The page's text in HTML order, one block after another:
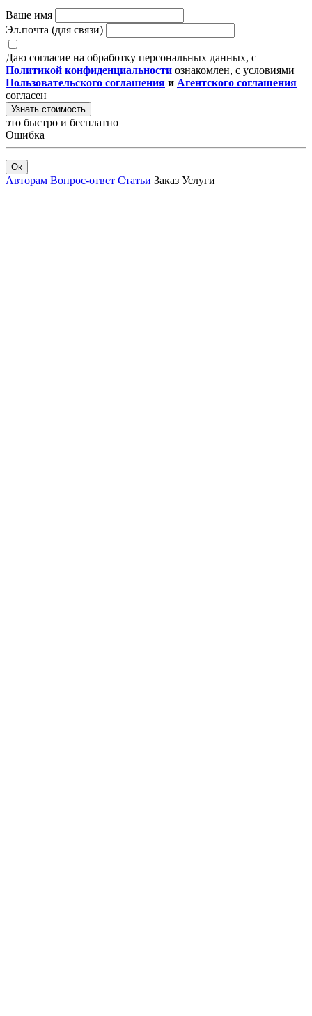
Ваше имя
Эл.почта (для связи)
Даю согласие на обработку персональных данных, с
Политикой конфиденциальности ознакомлен, с условиями
Пользовательского соглашения и Агентского соглашения
согласен
Узнать стоимость
это быстро и бесплатно
Ошибка
Ок
Авторам Вопрос-ответ Статьи Заказ Услуги